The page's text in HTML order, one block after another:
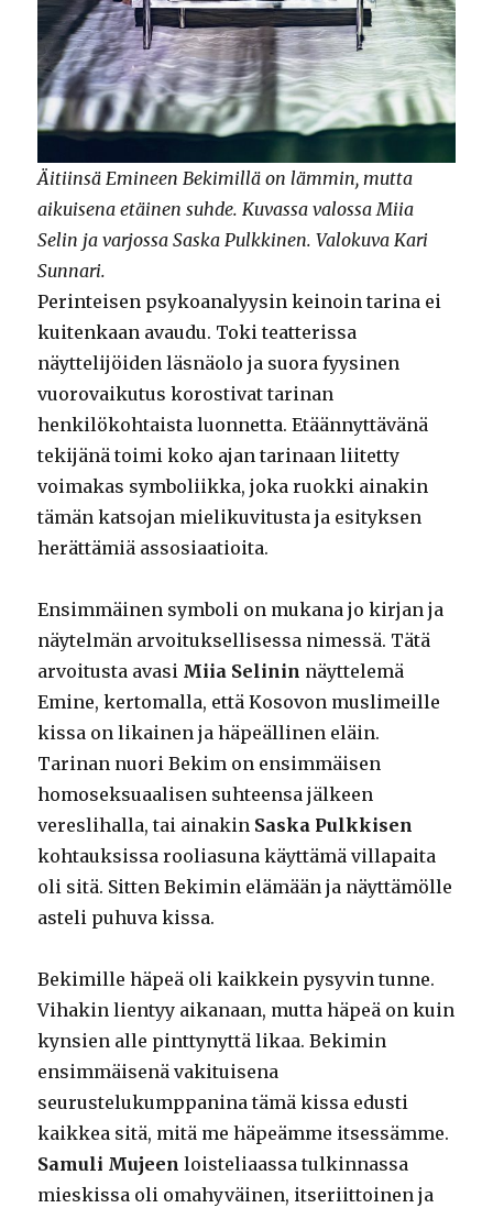
Äitiinsä Emineen Bekimillä on lämmin, mutta
aikuisena etäinen suhde. Kuvassa valossa Miia
Selin ja varjossa Saska Pulkkinen. Valokuva Kari
Sunnari.
Perinteisen psykoanalyysin keinoin tarina ei
kuitenkaan avaudu. Toki teatterissa
näyttelijöiden läsnäolo ja suora fyysinen
vuorovaikutus korostivat tarinan
henkilökohtaista luonnetta. Etäännyttävänä
tekijänä toimi koko ajan tarinaan liitetty
voimakas symboliikka, joka ruokki ainakin
tämän katsojan mielikuvitusta ja esityksen
herättämiä assosiaatioita.
Ensimmäinen symboli on mukana jo kirjan ja
näytelmän arvoituksellisessa nimessä. Tätä
arvoitusta avasi Miia Selinin näyttelemä
Emine, kertomalla, että Kosovon muslimeille
kissa on likainen ja häpeällinen eläin.
Tarinan nuori Bekim on ensimmäisen
homoseksuaalisen suhteensa jälkeen
vereslihalla, tai ainakin Saska Pulkkisen
kohtauksissa rooliasuna käyttämä villapaita
oli sitä. Sitten Bekimin elämään ja näyttämölle
asteli puhuva kissa.
Bekimille häpeä oli kaikkein pysyvin tunne.
Vihakin lientyy aikanaan, mutta häpeä on kuin
kynsien alle pinttynyttä likaa. Bekimin
ensimmäisenä vakituisena
seurustelukumppanina tämä kissa edusti
kaikkea sitä, mitä me häpeämme itsessämme.
Samuli Mujeen loisteliaassa tulkinnassa
mieskissa oli omahyväinen, itseriittoinen ja